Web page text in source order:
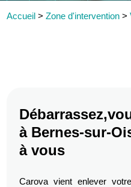
Accueil >Zone d'intervention >
à Bernes-sur-
à vous
Carova vient enlever